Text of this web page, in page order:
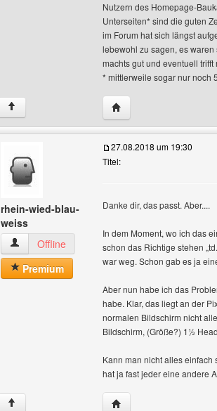
Nutzern des Homepage-
Unterseiten* sind die guten
im Forum hat sich längst
lebewohl zu sagen, es
machts gut und eventuell
* mittlerweile sogar nur noch
↑ Website dieses
rhein-wied-blau-
weiss
rhein-wied-blau-weiss Benutzer-Profile
Offline
Premium
27.08.2018 um 19:30
Titel:
Danke dir, das passt. Aber....
In dem Moment, wo ich das
schon das Richtige stehen
war weg. Schon gab es ja
Aber nun habe ich das
habe. Klar, das liegt an der
normalen Bildschirm nicht
Bildschirm, (Größe?) 1½
Kann man nicht alles
hat ja fast jeder eine andere
↑ Website dieses